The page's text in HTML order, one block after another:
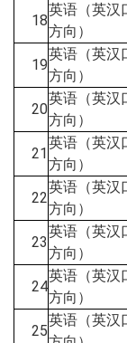
18
英语（英汉
方向）
19
英语（英汉
方向）
20
英语（英汉
方向）
21
英语（英汉
方向）
22
英语（英汉
方向）
23
英语（英汉
方向）
24
英语（英汉
方向）
25
英语（英汉